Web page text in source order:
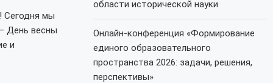
Сегодня мы
День весны
и
области исторической науки
Онлайн-конференция «Формирование
единого образовательного
пространства 2026: задачи, решения,
перспективы»